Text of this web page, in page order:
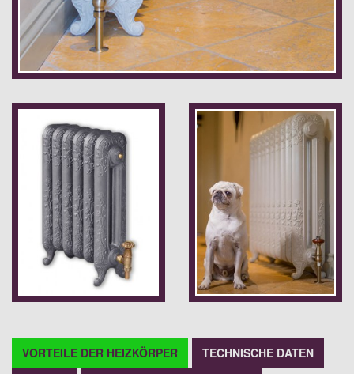
VORTEILE DER HEIZKÖRPER
TECHNISCHE DATEN